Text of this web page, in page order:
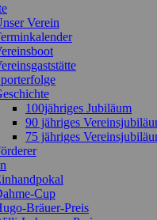
Verein
100jähriges Jubiläum
90 jähriges
75 jähriges
Cup
Bräuer-Preis